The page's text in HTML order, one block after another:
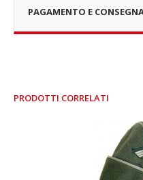
PAGAMENTO E
PRODOTTI CORRELATI